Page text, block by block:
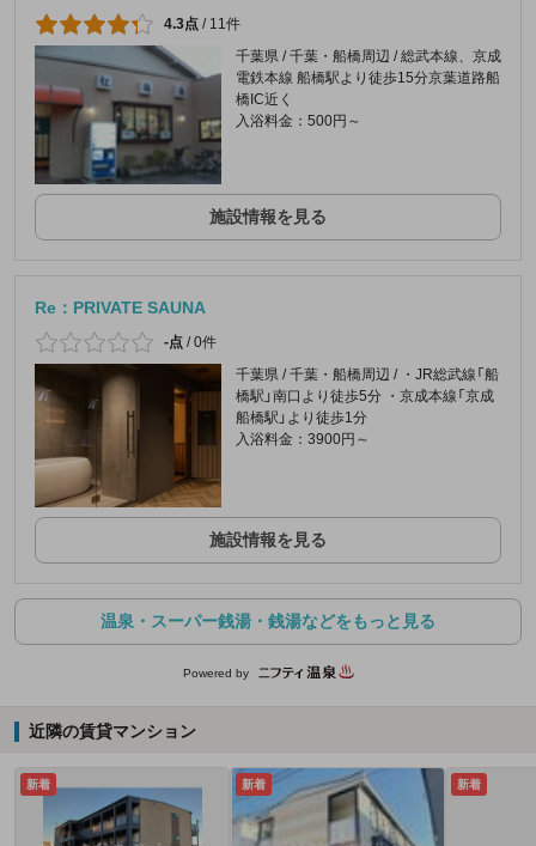
4.3点 / 11件
千葉県 / 千葉・船橋周辺 / 総武本線、京成
電鉄本線 船橋駅より徒歩15分京葉道路船
橋IC近く
入浴料金：500円～
施設情報を見る
Re：PRIVATE SAUNA
-点 /0件
千葉県 / 千葉・船橋周辺 / ・JR総武線「船
橋駅」南口より徒歩5分 ・京成本線「京成
船橋駅」より徒歩1分
入浴料金：3900円～
施設情報を見る
温泉・スーパー銭湯・銭湯などをもっと見る
Powered by
近隣の賃貸マンション
新着 新着 新着